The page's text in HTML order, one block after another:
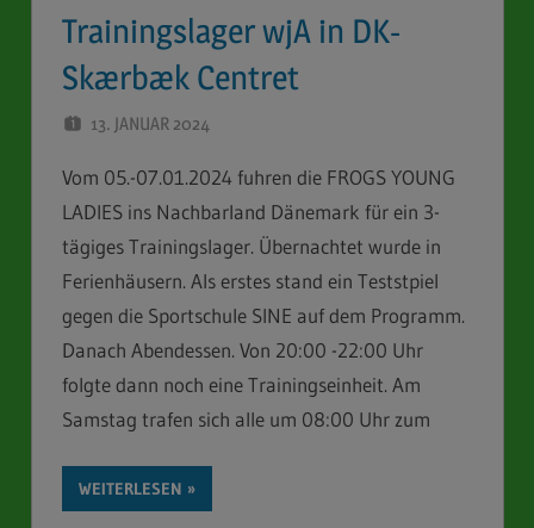
Trainingslager wjA in DK-
Skærbæk Centret
13. JANUAR 2024
Vom 05.-07.01.2024 fuhren die FROGS YOUNG
LADIES ins Nachbarland Dänemark für ein 3-
tägiges Trainingslager. Übernachtet wurde in
Ferienhäusern. Als erstes stand ein Teststpiel
gegen die Sportschule SINE auf dem Programm.
Danach Abendessen. Von 20:00 -22:00 Uhr
folgte dann noch eine Trainingseinheit. Am
Samstag trafen sich alle um 08:00 Uhr zum
WEITERLESEN